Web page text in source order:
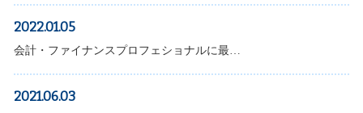
2022.01.05
会計・ファイナンスプロフェショナルに最…
2021.06.03